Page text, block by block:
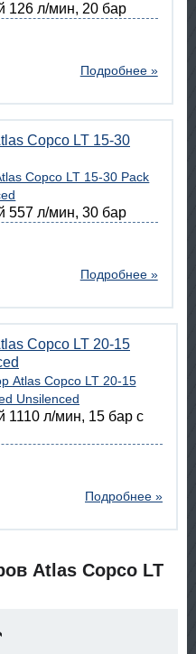
126 л/мин, 20 бар
Подробнее »
Copco LT 15-30
557 л/мин, 30 бар
Подробнее »
Copco LT 20-15
Подробнее »
Atlas Copco LT